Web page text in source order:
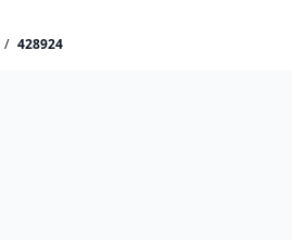
/ 428924